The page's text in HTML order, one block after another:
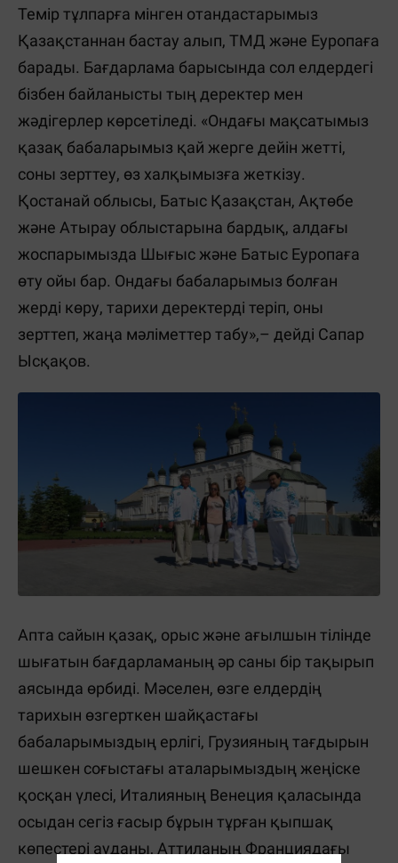
Темір тұлпарға мінген отандастарымыз
Қазақстаннан бастау алып, ТМД және Еуропаға
барады. Бағдарлама барысында сол елдердегі
бізбен байланысты тың деректер мен
жәдігерлер көрсетіледі. «Ондағы мақсатымыз
қазақ бабаларымыз қай жерге дейін жетті,
соны зерттеу, өз халқымызға жеткізу.
Қостанай облысы, Батыс Қазақстан, Ақтөбе
және Атырау облыстарына бардық, алдағы
жоспарымызда Шығыс және Батыс Еуропаға
өту ойы бар. Ондағы бабаларымыз болған
жерді көру, тарихи деректерді теріп, оны
зерттеп, жаңа мәліметтер табу»,– дейді Сапар
Ысқақов.
Апта сайын қазақ, орыс және ағылшын тілінде
шығатын бағдарламаның әр саны бір тақырып
аясында өрбиді. Мәселен, өзге елдердің
тарихын өзгерткен шайқастағы
бабаларымыздың ерлігі, Грузияның тағдырын
шешкен соғыстағы аталарымыздың жеңіске
қосқан үлесі, Италияның Венеция қаласында
осыдан сегіз ғасыр бұрын тұрған қыпшақ
көпестері ауданы, Аттиланың Франциядағы